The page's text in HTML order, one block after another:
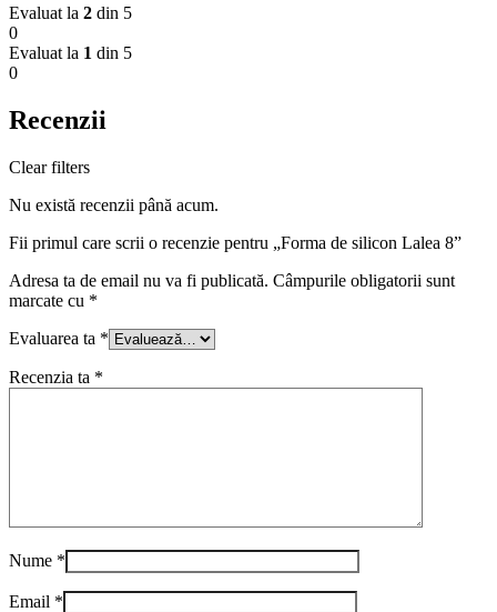
Evaluat la 2 din 5
0
Evaluat la 1 din 5
0
Recenzii
Clear filters
Nu există recenzii până acum.
Fii primul care scrii o recenzie pentru „Forma de silicon Lalea 8”
Adresa ta de email nu va fi publicată. Câmpurile obligatorii sunt
marcate cu *
Evaluarea ta *
Recenzia ta *
Nume *
Email *